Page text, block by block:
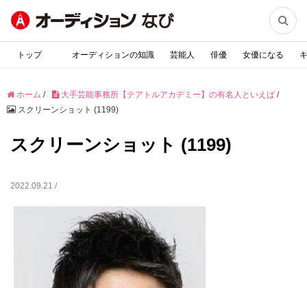

トップ オーディションの知識 芸能人 俳優 女優になる
ホーム / 大手芸能事務所【テアトルアカデミー】の有名人といえば /
スクリーンショット (1199)
スクリーンショット (1199)
2022.09.21 /